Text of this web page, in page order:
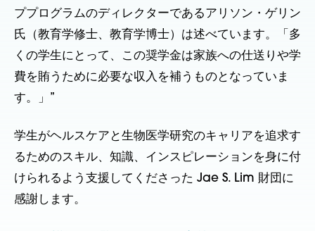
ププログラムのディレクターであるアリソン・ゲリン
氏（教育学修士、教育学博士）は述べています。「多
くの学生にとって、この奨学金は家族への仕送りや学
費を賄うために必要な収入を補うものとなっていま
す。」”
学生がヘルスケアと生物医学研究のキャリアを追求す
るためのスキル、知識、インスピレーションを身に付
けられるよう支援してくださった Jae S. Lim 財団に
感謝します。